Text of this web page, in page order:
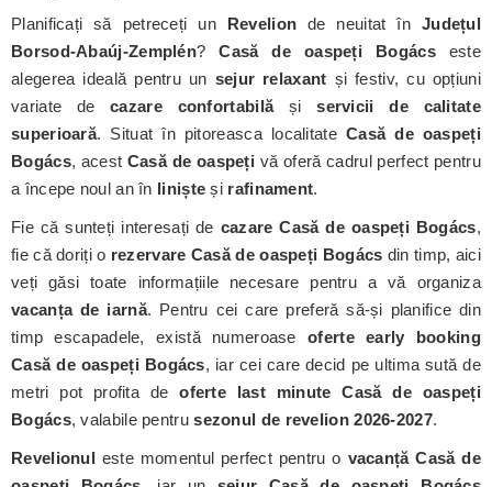
Planificați să petreceți un Revelion de neuitat în Județul
Borsod-Abaúj-Zemplén?Casă de oaspeți Bogácseste
alegerea ideală pentru un sejur relaxant și festiv, cu opțiuni
variate decazare confortabilășiservicii de calitate
superioară. Situat în pitoreasca localitate Casă de oaspeți
Bogács, acest Casă de oaspeți vă oferă cadrul perfect pentru
a începe noul an în liniște și rafinament.
Fie că sunteți interesați de cazare Casă de oaspeți Bogács,
fie că doriți o rezervare Casă de oaspeți Bogács din timp, aici
veți găsi toate informațiile necesare pentru a vă organiza
vacanța de iarnă. Pentru cei care preferă să-și planifice din
timp escapadele, există numeroaseoferte early booking
Casă de oaspeți Bogács, iar cei care decid pe ultima sută de
metri pot profita deoferte last minute Casă de oaspeți
Bogács, valabile pentrusezonul de revelion 2026-2027.
Revelionul este momentul perfect pentru o vacanță Casă de